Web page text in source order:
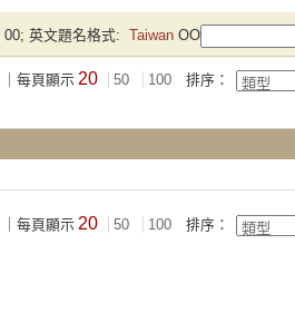
00; 英文題名格式: Taiwan OO
｜每頁顯示 20 50 100 排序：
｜每頁顯示 20 50 100 排序：